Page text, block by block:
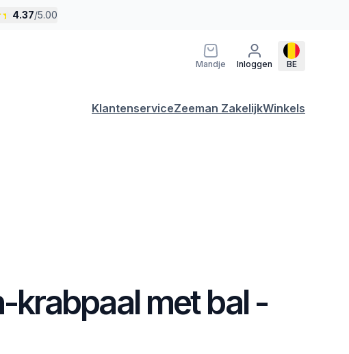
4.37/5.00
Mandje Inloggen BE
KlantenserviceZeeman ZakelijkWinkels
krabpaal met bal -